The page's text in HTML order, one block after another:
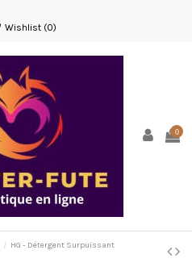
Wishlist (0)
0
HG - Détergent Surpuissant